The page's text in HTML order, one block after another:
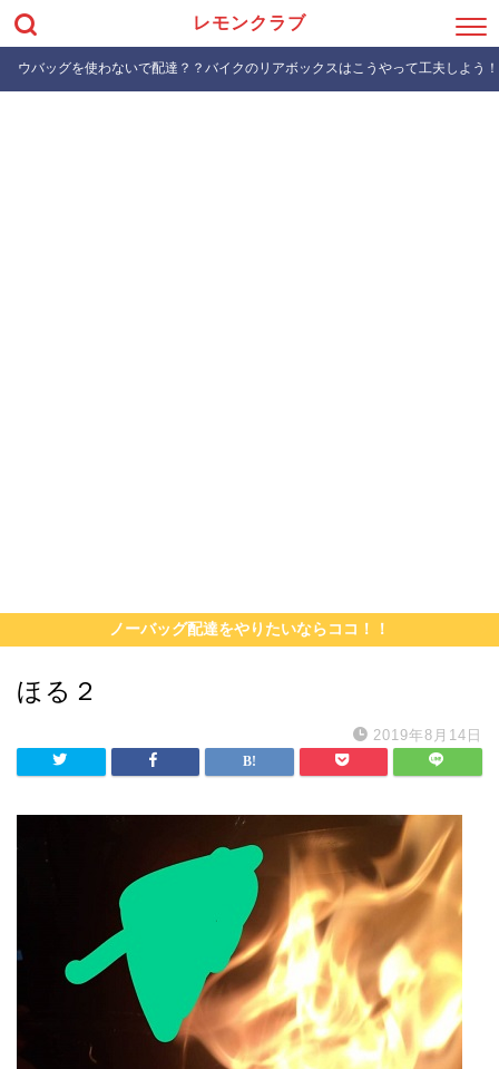
レモンクラブ
ウバッグを使わないで配達？？バイクのリアボックスはこうやって工夫しよう
ノーバッグ配達をやりたいならココ！！
ほる２
2019年8月14日